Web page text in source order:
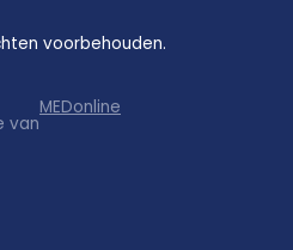
voorbehouden.
van
MEDonline